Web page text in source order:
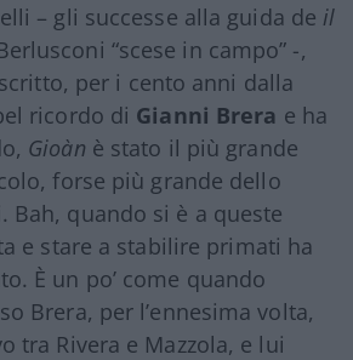
– gli successe alla guida de il
“scese in campo” -,
per i cento anni dalla
ricordo di Gianni Brera e ha
Gioàn è stato il più grande
forse più grande dello
Bah, quando si è a queste
e stare a stabilire primati ha
È un po’ come quando
Brera, per l’ennesima volta,
tra Rivera e Mazzola, e lui